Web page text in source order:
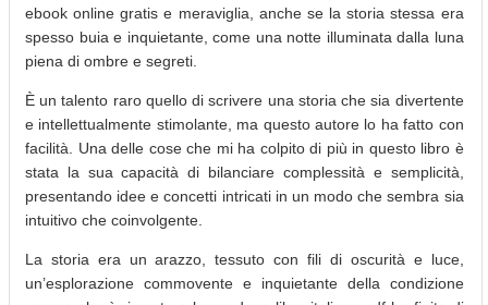
ebook online gratis e meraviglia, anche se la storia stessa era
spesso buia e inquietante, come una notte illuminata dalla luna
piena di ombre e segreti.
È un talento raro quello di scrivere una storia che sia divertente
e intellettualmente stimolante, ma questo autore lo ha fatto con
facilità. Una delle cose che mi ha colpito di più in questo libro è
stata la sua capacità di bilanciare complessità e semplicità,
presentando idee e concetti intricati in un modo che sembra sia
intuitivo che coinvolgente.
La storia era un arazzo, tessuto con fili di oscurità e luce,
un’esplorazione commovente e inquietante della condizione